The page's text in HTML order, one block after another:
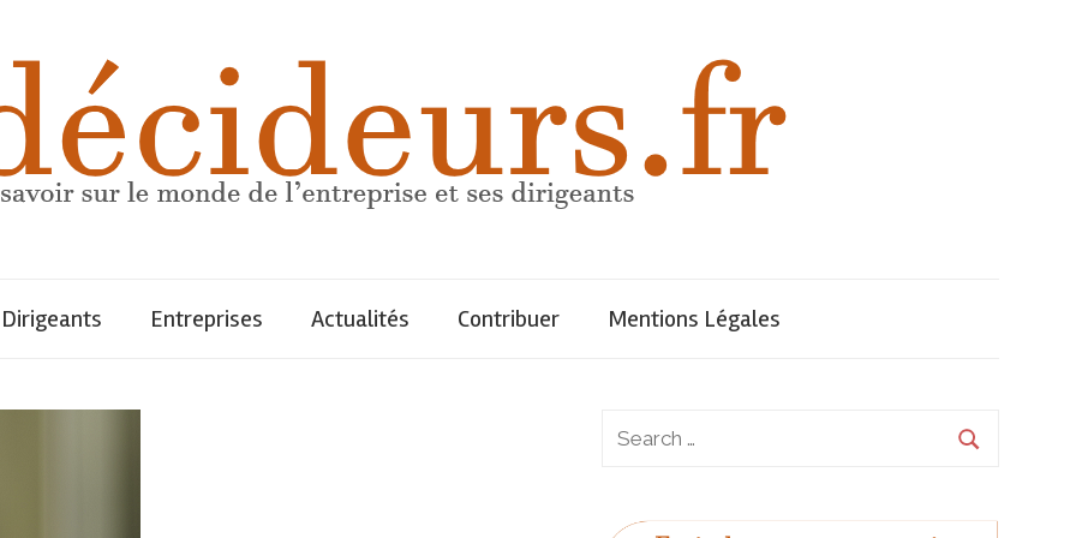
Dirigeants Entreprises Actualités Contribuer Mentions Légales